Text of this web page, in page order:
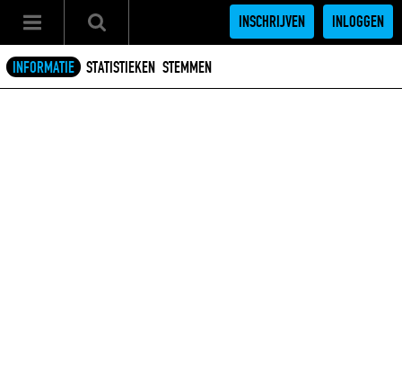
INSCHRIJVEN INLOGGEN
INFORMATIE STATISTIEKEN STEMMEN